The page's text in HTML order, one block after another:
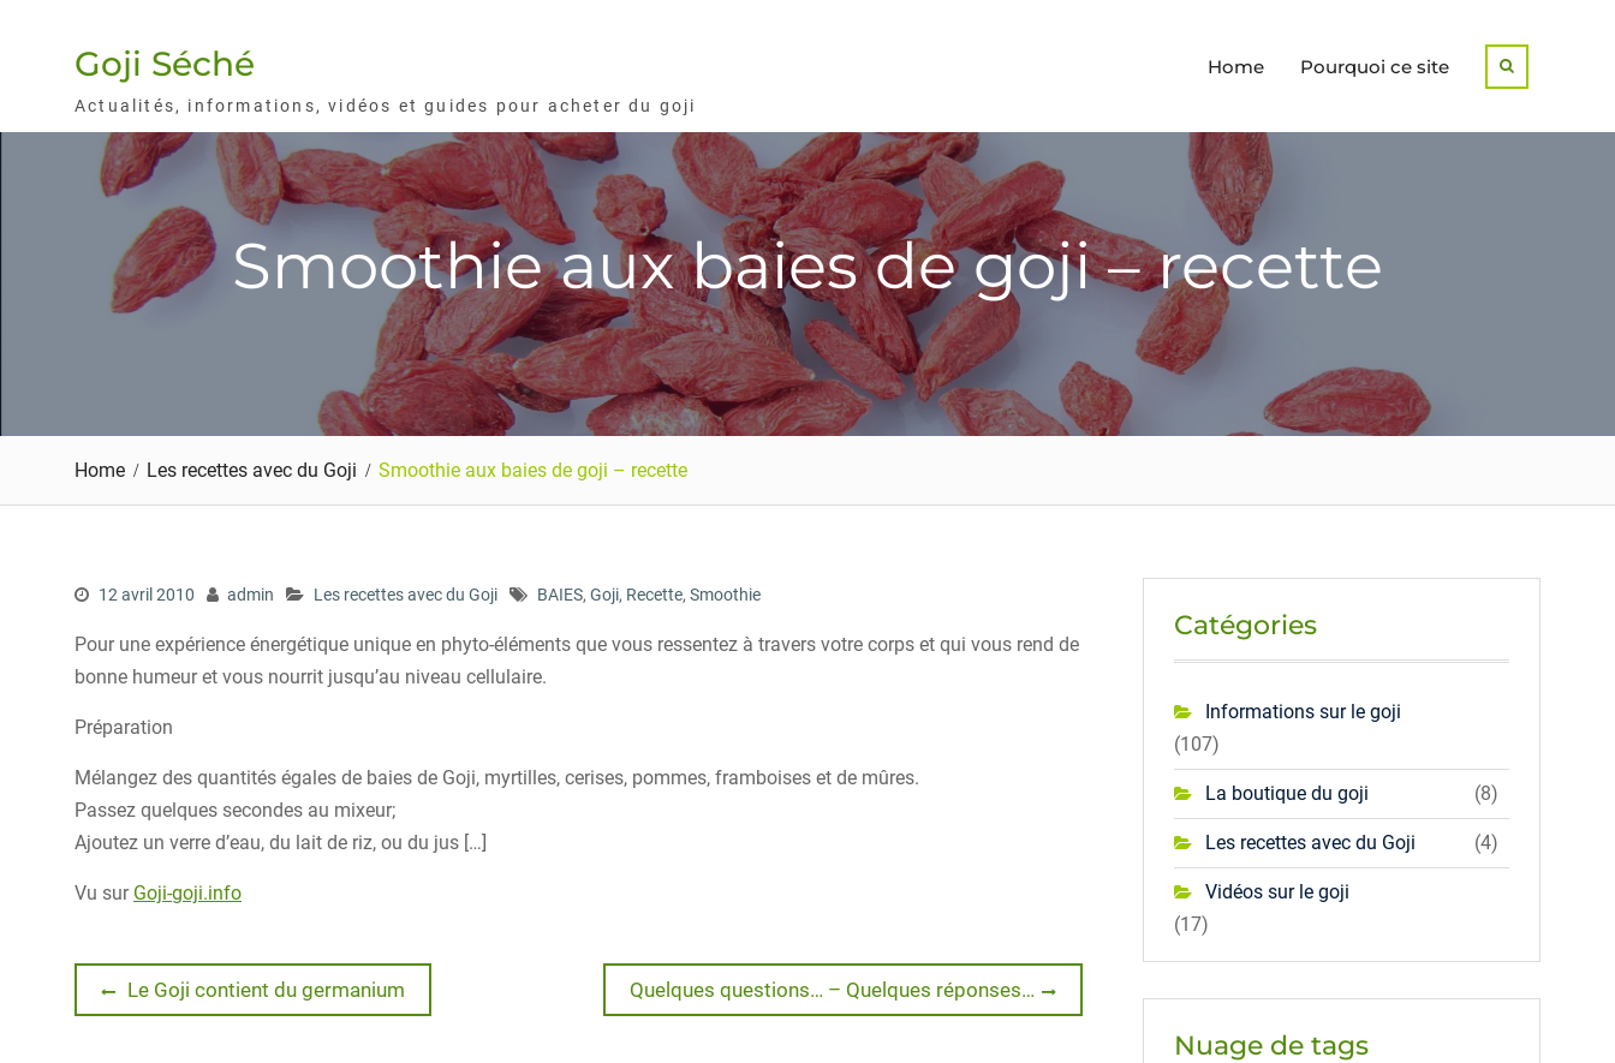
Goji Séché
Actualités, informations, vidéos et guides pour acheter du goji
Home Pourquoi ce site
Smoothie aux baies de goji – recette
Home Les recettes avec du Goji Smoothie aux baies de goji – recette
12 avril 2010 admin Les recettes avec du Goji BAIES, Goji, Recette, Smoothie
Pour une expérience énergétique unique en phyto-éléments que vous ressentez à travers votre corps et qui vous rend de
bonne humeur et vous nourrit jusqu’au niveau cellulaire.
Préparation
Mélangez des quantités égales de baies de Goji, myrtilles, cerises, pommes, framboises et de mûres.
Passez quelques secondes au mixeur;
Ajoutez un verre d’eau, du lait de riz, ou du jus […]
Vu sur Goji-goji.info
Navigation
Previous
post:
Le Goji contient du germanium
Next
post:
Quelques questions… – Quelques réponses…
Catégories
Informations sur le goji
(107)
La boutique du goji (8)
Les recettes avec du Goji (4)
Vidéos sur le goji
(17)
Nuage de tags